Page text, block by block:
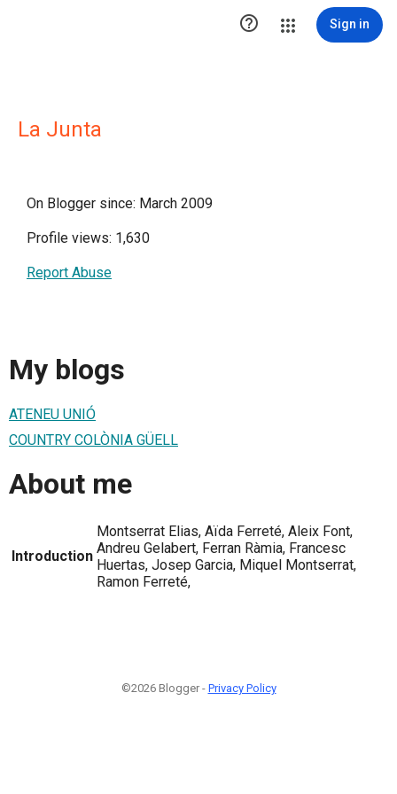
 Sign in
La Junta
On Blogger since: March 2009
Profile views: 1,630
Report Abuse
My blogs
ATENEU UNIÓ
COUNTRY COLÒNIA GÜELL
About me
Introduction
Montserrat Elias, Aïda Ferreté, Aleix Font,
Andreu Gelabert, Ferran Ràmia, Francesc
Huertas, Josep Garcia, Miquel Montserrat,
Ramon Ferreté,
©2026 Blogger - Privacy Policy